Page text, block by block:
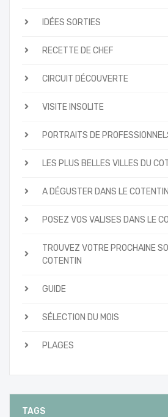
IDÉES SORTIES
RECETTE DE CHEF
CIRCUIT DÉCOUVERTE
VISITE INSOLITE
PORTRAITS DE
LES PLUS BELLES VILLES DU
A DÉGUSTER DANS LE COTENTIN
POSEZ VOS VALISES DANS LE
TROUVEZ VOTRE PROCHAINE
COTENTIN
GUIDE
SÉLECTION DU MOIS
PLAGES
TAGS